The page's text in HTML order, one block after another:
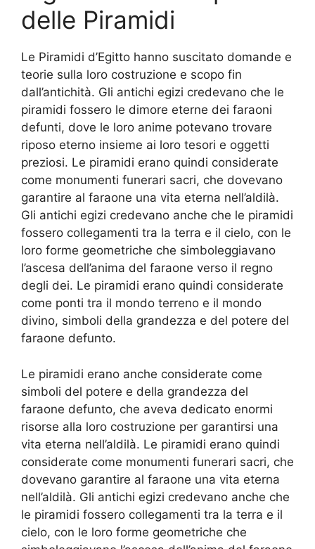
delle Piramidi
Le Piramidi d’Egitto hanno suscitato domande e
teorie sulla loro costruzione e scopo fin
dall’antichità. Gli antichi egizi credevano che le
piramidi fossero le dimore eterne dei faraoni
defunti, dove le loro anime potevano trovare
riposo eterno insieme ai loro tesori e oggetti
preziosi. Le piramidi erano quindi considerate
come monumenti funerari sacri, che dovevano
garantire al faraone una vita eterna nell’aldilà.
Gli antichi egizi credevano anche che le piramidi
fossero collegamenti tra la terra e il cielo, con le
loro forme geometriche che simboleggiavano
l’ascesa dell’anima del faraone verso il regno
degli dei. Le piramidi erano quindi considerate
come ponti tra il mondo terreno e il mondo
divino, simboli della grandezza e del potere del
faraone defunto.
Le piramidi erano anche considerate come
simboli del potere e della grandezza del
faraone defunto, che aveva dedicato enormi
risorse alla loro costruzione per garantirsi una
vita eterna nell’aldilà. Le piramidi erano quindi
considerate come monumenti funerari sacri, che
dovevano garantire al faraone una vita eterna
nell’aldilà. Gli antichi egizi credevano anche che
le piramidi fossero collegamenti tra la terra e il
cielo, con le loro forme geometriche che